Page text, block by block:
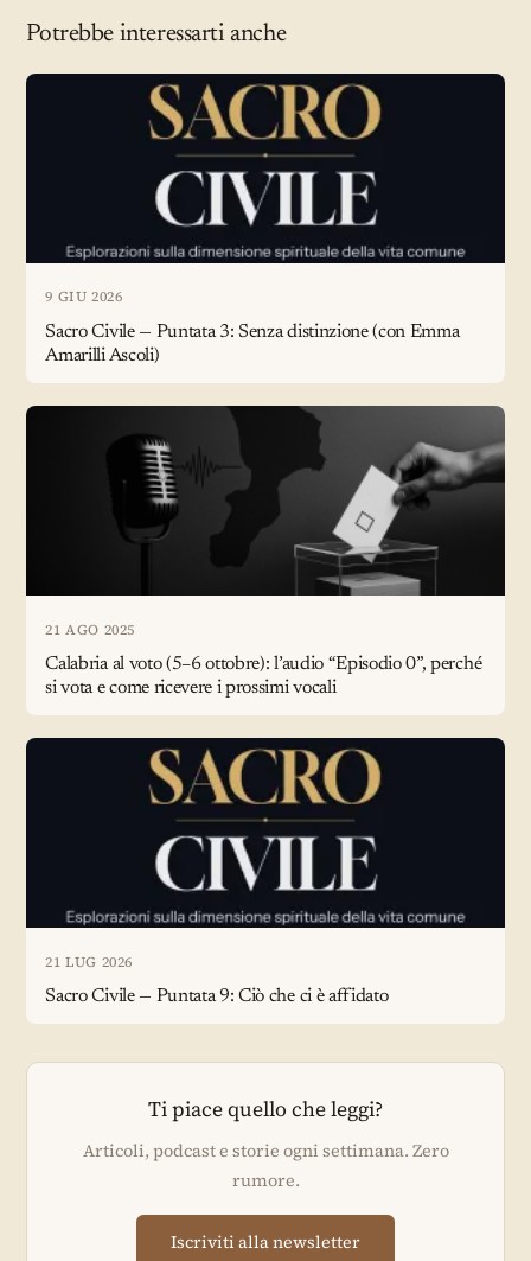
Potrebbe interessarti anche
9 GIU 2026
Sacro Civile — Puntata 3: Senza distinzione (con Emma
Amarilli Ascoli)
21 AGO 2025
Calabria al voto (5–6 ottobre): l’audio “Episodio 0”, perché
si vota e come ricevere i prossimi vocali
21 LUG 2026
Sacro Civile — Puntata 9: Ciò che ci è affidato
Ti piace quello che leggi?
Articoli, podcast e storie ogni settimana. Zero
rumore.
Iscriviti alla newsletter